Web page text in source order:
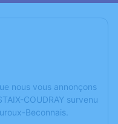
nous vous annonçons
COUDRAY survenu
Beconnais.